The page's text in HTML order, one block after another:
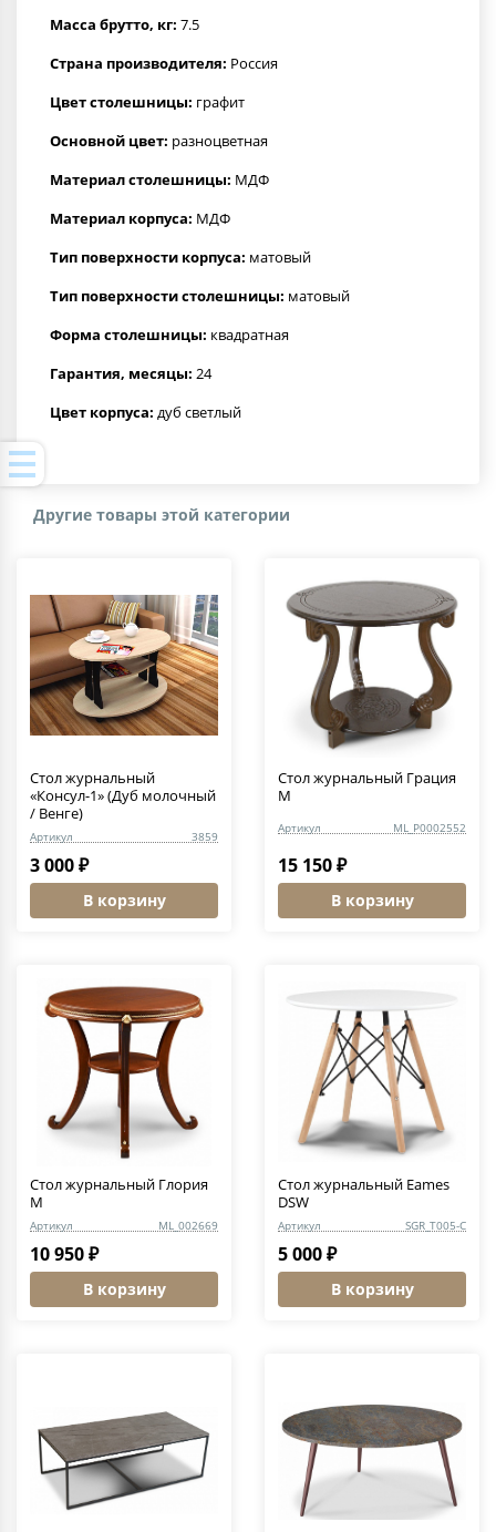
Масса брутто, кг: 7.5
Страна производителя: Россия
Цвет столешницы: графит
Основной цвет: разноцветная
Материал столешницы: МДФ
Материал корпуса: МДФ
Тип поверхности корпуса: матовый
Тип поверхности столешницы: матовый
Форма столешницы: квадратная
Гарантия, месяцы: 24
Цвет корпуса: дуб светлый
Другие товары этой категории
Стол журнальный
«Консул-1» (Дуб молочный
/ Венге)
Артикул 3859
3 000 ₽
В корзину
Стол журнальный Грация
М
Артикул ML_P0002552
15 150 ₽
В корзину
Стол журнальный Глория
М
Артикул ML_002669
10 950 ₽
В корзину
Стол журнальный Eames
DSW
Артикул SGR_T005-C
5 000 ₽
В корзину